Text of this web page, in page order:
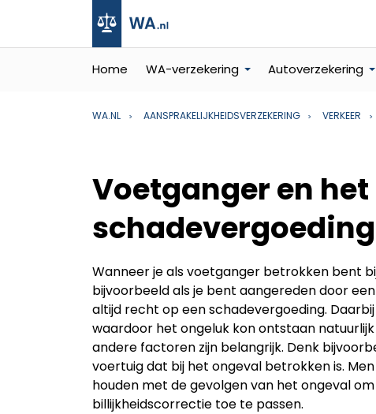
Home WA-verzekering Autoverzekering
WA.NL AANSPRAKELIJKHEIDSVERZEKERING VERKEER
Voetganger en
schadevergoeding
Wanneer je als voetganger betrokken bent
bijvoorbeeld als je bent aangereden door
altijd recht op een schadevergoeding.
waardoor het ongeluk kon ontstaan
andere factoren zijn belangrijk. Denk
voertuig dat bij het ongeval betrokken is.
houden met de gevolgen van het ongeval
billijkheidscorrectie toe te passen.